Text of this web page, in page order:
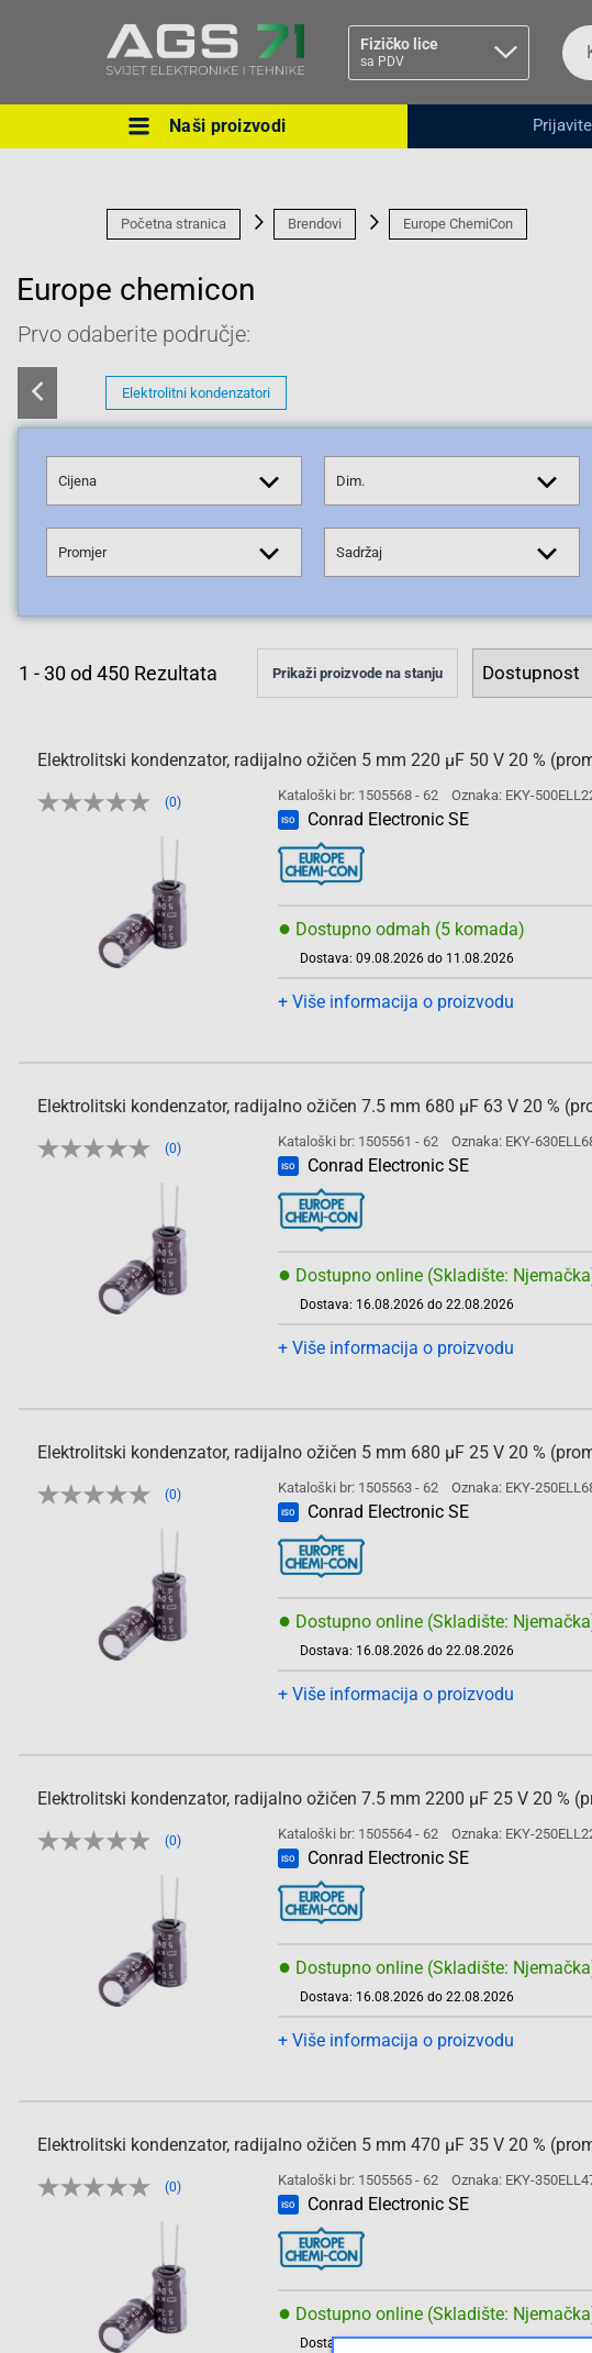
Fizičko lice
sa PDV
Ova postavka prilagođava asortiman
Pravno lice
Da
Naši proizvodi
Početna stranica Brendovi Europe ChemiCon
Europe chemicon
Prvo odaberite područje:
Elektrolitni kondenzatori
Cijena Dim.
Promjer Sadržaj
1 - 30 od 450 Rezultata Prikaži proizvode na stanju
Elektrolitski kondenzator, radijalno ožičen 5 mm 220 µF 50 V 20 %
(0) Kataloški br: 1505568 - 62 Oznaka: EKY-
ISO Conrad Electronic SE
● Dostupno odmah (5 komada)
Dostava: 09.08.2026 do 11.08.2026
+ Više informacija o proizvodu
Elektrolitski kondenzator, radijalno ožičen 7.5 mm 680 µF 63 V 20 %
(0) Kataloški br: 1505561 - 62 Oznaka: EKY-
ISO Conrad Electronic SE
● Dostupno online (Skladište:
Dostava: 16.08.2026 do 22.08.2026
+ Više informacija o proizvodu
Elektrolitski kondenzator, radijalno ožičen 5 mm 680 µF 25 V 20 %
(0) Kataloški br: 1505563 - 62 Oznaka: EKY-
ISO Conrad Electronic SE
● Dostupno online (Skladište:
Dostava: 16.08.2026 do 22.08.2026
+ Više informacija o proizvodu
Elektrolitski kondenzator, radijalno ožičen 7.5 mm 2200 µF 25 V 20 %
(0) Kataloški br: 1505564 - 62 Oznaka: EKY-
ISO Conrad Electronic SE
● Dostupno online (Skladište:
Dostava: 16.08.2026 do 22.08.2026
+ Više informacija o proizvodu
Elektrolitski kondenzator, radijalno ožičen 5 mm 470 µF 35 V 20 %
(0) Kataloški br: 1505565 - 62 Oznaka: EKY-
ISO Conrad Electronic SE
● Dostupno online (Skladište:
Dostava: 16.08.2026 do 22.08.2026